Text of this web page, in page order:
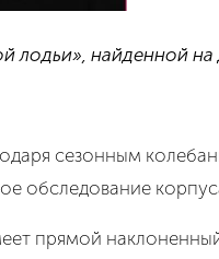
лодьи», найденной
сезонным
обследование
прямой